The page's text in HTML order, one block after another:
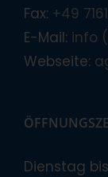
Fax: +49
E-Mail: info
Webseite:
Dienstag